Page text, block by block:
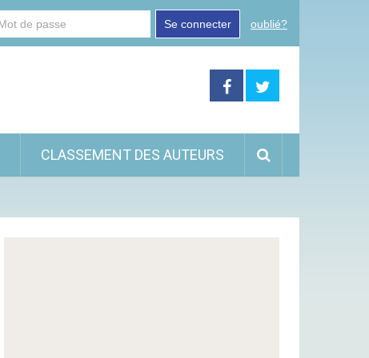
Se connecter oublié?
CLASSEMENT DES AUTEURS